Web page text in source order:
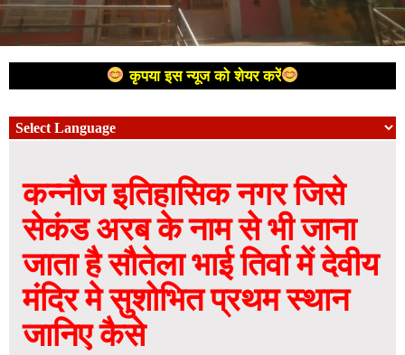
कृपया इस न्यूज को शेयर करें
कन्नौज इतिहासिक नगर जिसे
सेकंड अरब के नाम से भी जाना
जाता है सौतेला भाई तिर्वा में देवीय
मंदिर मे सुशोभित प्रथम स्थान
जानिए कैसे